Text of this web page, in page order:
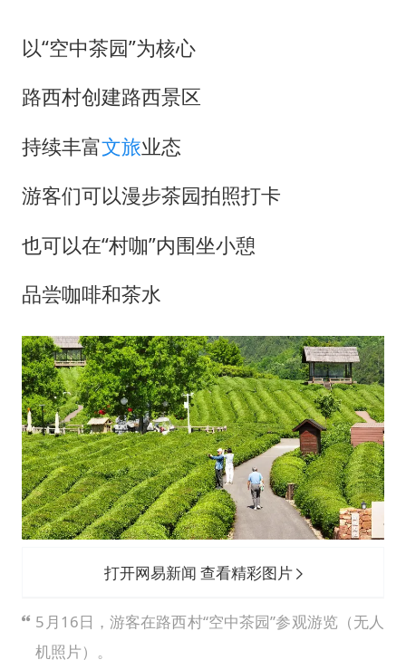
以“空中茶园”为核心
路西村创建路西景区
持续丰富文旅业态
游客们可以漫步茶园拍照打卡
也可以在“村咖”内围坐小憩
品尝咖啡和茶水
打开网易新闻 查看精彩图片
5月16日，游客在路西村“空中茶园”参观游览（无人
机照片）。